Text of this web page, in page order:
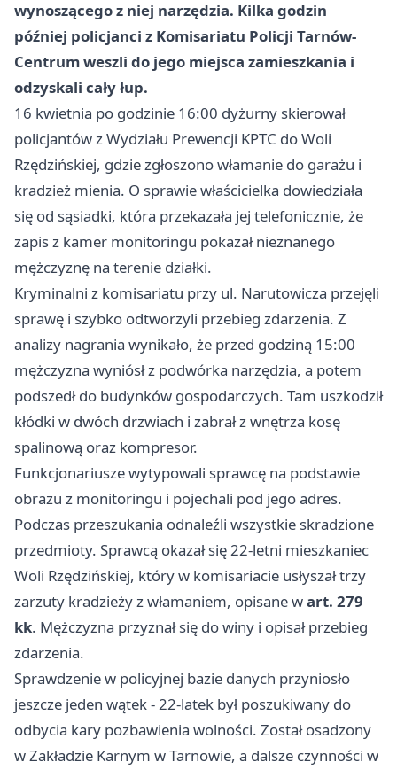
wynoszącego z niej narzędzia. Kilka godzin
później policjanci z Komisariatu Policji Tarnów-
Centrum weszli do jego miejsca zamieszkania i
odzyskali cały łup.
16 kwietnia po godzinie 16:00 dyżurny skierował
policjantów z Wydziału Prewencji KPTC do Woli
Rzędzińskiej, gdzie zgłoszono włamanie do garażu i
kradzież mienia. O sprawie właścicielka dowiedziała
się od sąsiadki, która przekazała jej telefonicznie, że
zapis z kamer monitoringu pokazał nieznanego
mężczyznę na terenie działki.
Kryminalni z komisariatu przy ul. Narutowicza przejęli
sprawę i szybko odtworzyli przebieg zdarzenia. Z
analizy nagrania wynikało, że przed godziną 15:00
mężczyzna wyniósł z podwórka narzędzia, a potem
podszedł do budynków gospodarczych. Tam uszkodził
kłódki w dwóch drzwiach i zabrał z wnętrza kosę
spalinową oraz kompresor.
Funkcjonariusze wytypowali sprawcę na podstawie
obrazu z monitoringu i pojechali pod jego adres.
Podczas przeszukania odnaleźli wszystkie skradzione
przedmioty. Sprawcą okazał się 22-letni mieszkaniec
Woli Rzędzińskiej, który w komisariacie usłyszał trzy
zarzuty kradzieży z włamaniem, opisane wart. 279
kk. Mężczyzna przyznał się do winy i opisał przebieg
zdarzenia.
Sprawdzenie w policyjnej bazie danych przyniosło
jeszcze jeden wątek - 22-latek był poszukiwany do
odbycia kary pozbawienia wolności. Został osadzony
w Zakładzie Karnym w Tarnowie, a dalsze czynności w